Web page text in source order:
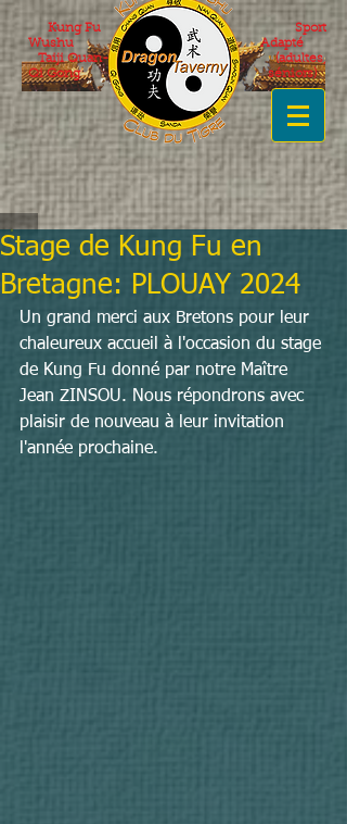
Kung Fu
Wushu
Taiji Quan-
Qi Gong
Sport
Adapté
(adultes,
séniors)
Stage de Kung Fu en
Bretagne: PLOUAY 2024
Un grand merci aux Bretons pour leur
chaleureux accueil à l'occasion du stage
de Kung Fu donné par notre Maître
Jean ZINSOU. Nous répondrons avec
plaisir de nouveau à leur invitation
l'année prochaine.